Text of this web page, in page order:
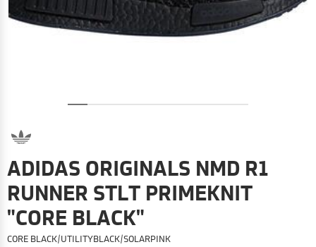
ADIDAS ORIGINALS NMD R1
RUNNER STLT PRIMEKNIT
"CORE BLACK"
CORE BLACK/UTILITYBLACK/SOLARPINK